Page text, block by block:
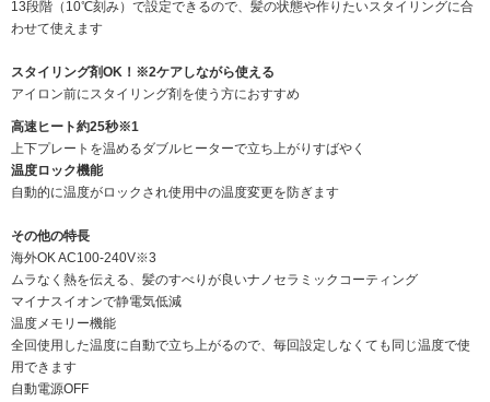
13段階（10℃刻み）で設定できるので、髪の状態や作りたいスタイリングに合
わせて使えます
スタイリング剤OK！※2ケアしながら使える
アイロン前にスタイリング剤を使う方におすすめ
高速ヒート約25秒※1
上下プレートを温めるダブルヒーターで立ち上がりすばやく
温度ロック機能
自動的に温度がロックされ使用中の温度変更を防ぎます
その他の特長
海外OK AC100-240V※3
ムラなく熱を伝える、髪のすべりが良いナノセラミックコーティング
マイナスイオンで静電気低減
温度メモリー機能
全回使用した温度に自動で立ち上がるので、毎回設定しなくても同じ温度で使
用できます
自動電源OFF